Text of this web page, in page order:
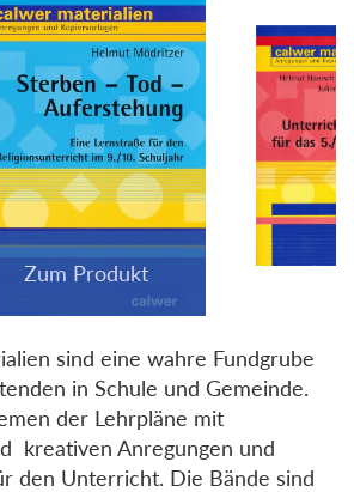
sind eine wahre Fundgrube
in Schule und Gemeinde.
der Lehrpläne mit
kreativen Anregungen und
den Unterricht. Die Bände sind